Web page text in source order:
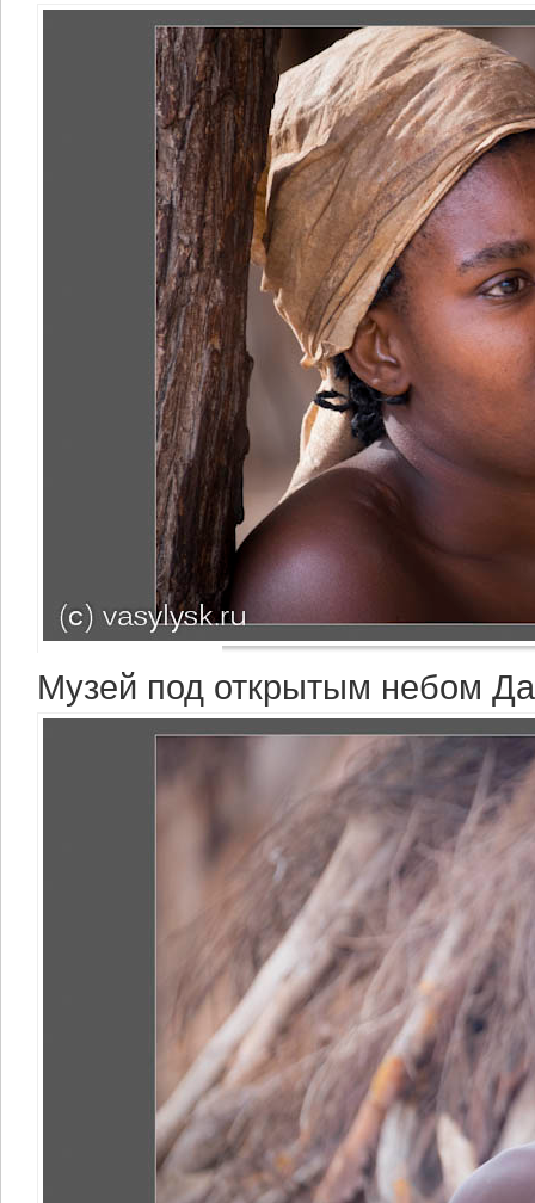
Музей под открытым небом